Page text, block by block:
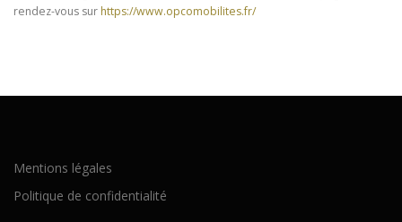
rendez-vous sur https://www.opcomobilites.fr/
Mentions légales
Politique de confidentialité